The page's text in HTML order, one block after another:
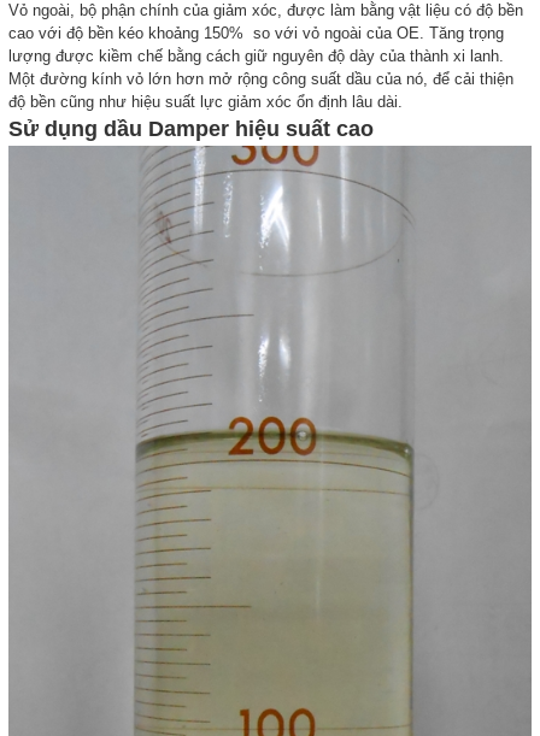
Vỏ ngoài, bộ phận chính của giảm xóc, được làm bằng vật liệu có độ bền
cao với độ bền kéo khoảng 150% so với vỏ ngoài của OE. Tăng trọng
lượng được kiềm chế bằng cách giữ nguyên độ dày của thành xi lanh.
Một đường kính vỏ lớn hơn mở rộng công suất dầu của nó, để cải thiện
độ bền cũng như hiệu suất lực giảm xóc ổn định lâu dài.
Sử dụng dầu Damper hiệu suất cao